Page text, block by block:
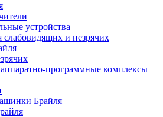
устройства
слабовидящих и незрячих
программные комплексы
Брайля